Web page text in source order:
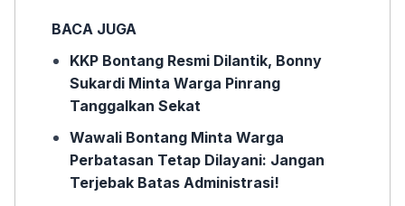
BACA JUGA
KKP Bontang Resmi Dilantik, Bonny
Sukardi Minta Warga Pinrang
Tanggalkan Sekat
Wawali Bontang Minta Warga
Perbatasan Tetap Dilayani: Jangan
Terjebak Batas Administrasi!